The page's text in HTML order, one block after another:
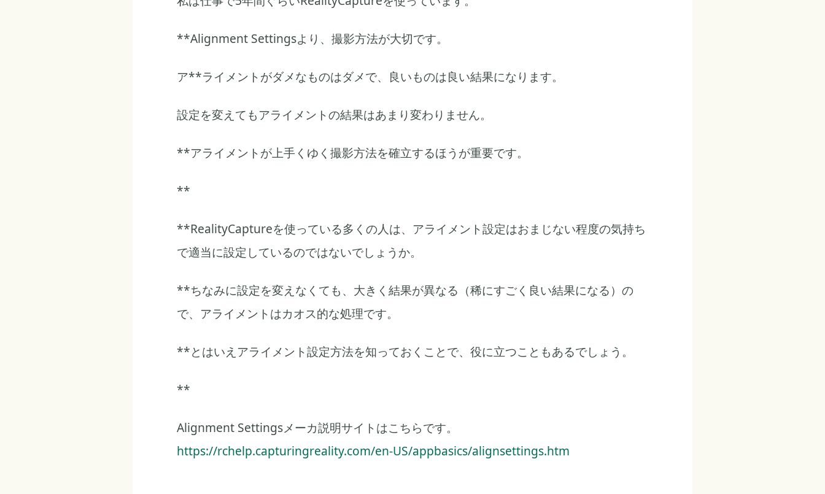
**Alignment Settingsより、撮影方法が大切です。
ア**ライメントがダメなものはダメで、良いものは良い結果になります。
設定を変えてもアライメントの結果はあまり変わりません。
**アライメントが上手くゆく撮影方法を確立するほうが重要です。
**
**RealityCaptureを使っている多くの人は、アライメント設定はおまじない程度の気持ち
で適当に設定しているのではないでしょうか。
**ちなみに設定を変えなくても、大きく結果が異なる（稀にすごく良い結果になる）の
で、アライメントはカオス的な処理です。
**とはいえアライメント設定方法を知っておくことで、役に立つこともあるでしょう。
**
Alignment Settingsメーカ説明サイトはこちらです。
https://rchelp.capturingreality.com/en-US/appbasics/alignsettings.htm